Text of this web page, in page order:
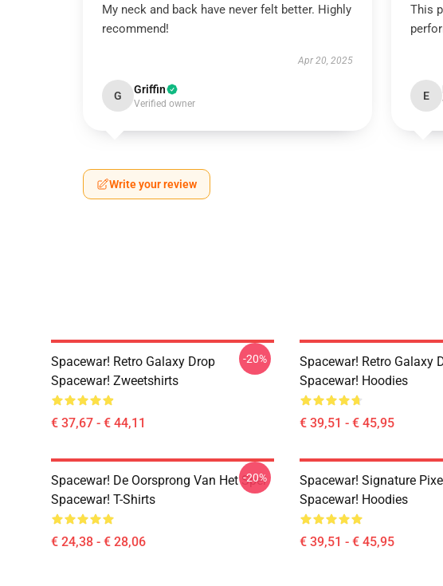
My neck and back have never felt better. Highly
recommend!
Apr 20, 2025
G Griffin
Verified owner
This
E
Write your review
Spacewar! Retro Galaxy Drop
Spacewar! Zweetshirts
€ 37,67 - € 44,11
-20%
Spacewar! Retro Galaxy
Spacewar! Hoodies
€ 39,51 - € 45,95
Spacewar! De Oorsprong Van Het Spel
Spacewar! T-Shirts
€ 24,38 - € 28,06
-20%
Spacewar! Signature
Spacewar! Hoodies
€ 39,51 - € 45,95